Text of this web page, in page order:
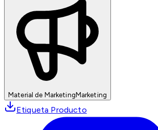
Material de MarketingMarketing
Etiqueta Producto